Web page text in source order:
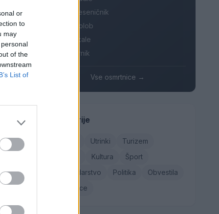
or
to
may
of the
List of
potekal
ali
→
Cvetko Jeseničnik
Branko Golob
Roman Skale
Ivana Mernik
Vse osmrtnice →
Kategorije
Utrinki
Turizem
Kultura
Šport
Gospodarstvo
Politika
Obvestila
Osmrtnice